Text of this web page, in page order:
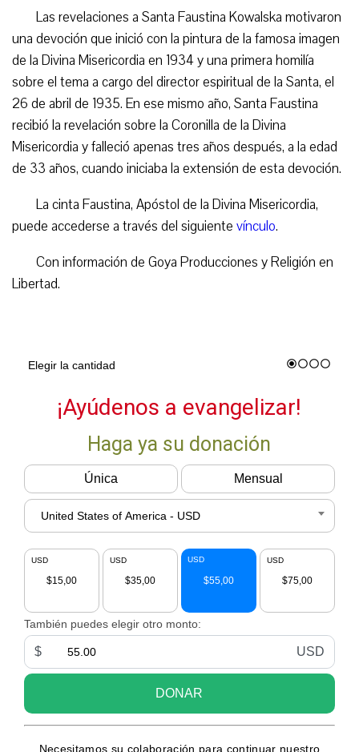
Las revelaciones a Santa Faustina Kowalska motivaron
una devoción que inició con la pintura de la famosa imagen
de la Divina Misericordia en 1934 y una primera homilía
sobre el tema a cargo del director espiritual de la Santa, el
26 de abril de 1935. En ese mismo año, Santa Faustina
recibió la revelación sobre la Coronilla de la Divina
Misericordia y falleció apenas tres años después, a la edad
de 33 años, cuando iniciaba la extensión de esta devoción.
La cinta Faustina, Apóstol de la Divina Misericordia,
puede accederse a través del siguiente vínculo.
Con información de Goya Producciones y Religión en
Libertad.